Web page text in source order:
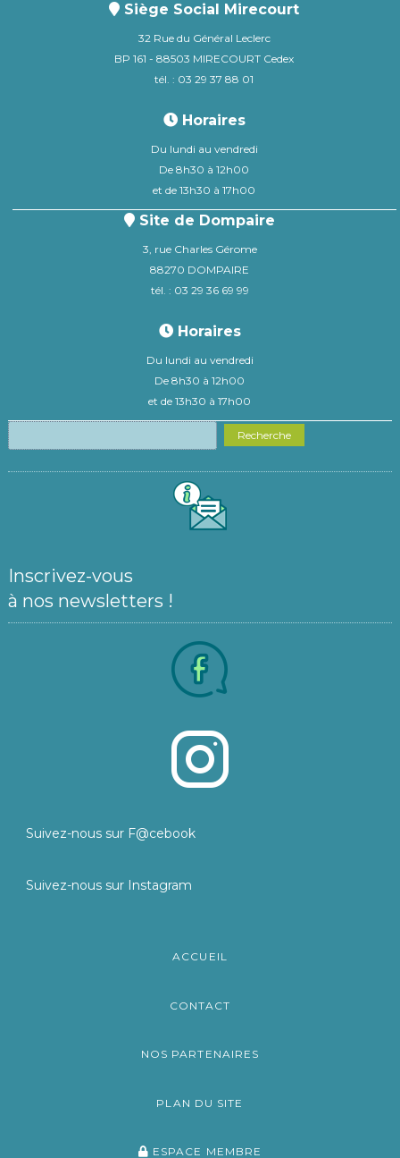
Siège Social Mirecourt
32 Rue du Général Leclerc
BP 161 - 88503 MIRECOURT Cedex
tél. : 03 29 37 88 01
Horaires
Du lundi au vendredi
De 8h30 à 12h00
et de 13h30 à 17h00
Site de Dompaire
3, rue Charles Gérome
88270 DOMPAIRE
tél. : 03 29 36 69 99
Horaires
Du lundi au vendredi
De 8h30 à 12h00
et de 13h30 à 17h00
Recherche
Inscrivez-vous
à nos newsletters !
Suivez-nous sur F@cebook
Suivez-nous sur Instagram
ACCUEIL
CONTACT
NOS PARTENAIRES
PLAN DU SITE
ESPACE MEMBRE